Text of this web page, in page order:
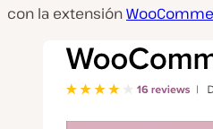
con la extensión